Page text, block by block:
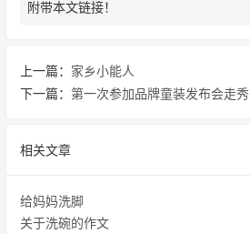
附带本文链接！
上一篇： 家乡小能人
下一篇： 第一次参加品牌童装发布会走秀
相关文章
给妈妈洗脚
关于洗碗的作文